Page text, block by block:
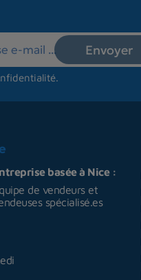
.
basée à Nice :
de vendeurs et
spécialisé.es